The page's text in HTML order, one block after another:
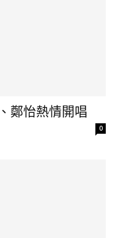
鄭怡熱情開唱
0